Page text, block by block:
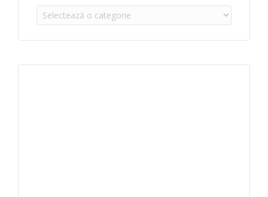
Organizatii